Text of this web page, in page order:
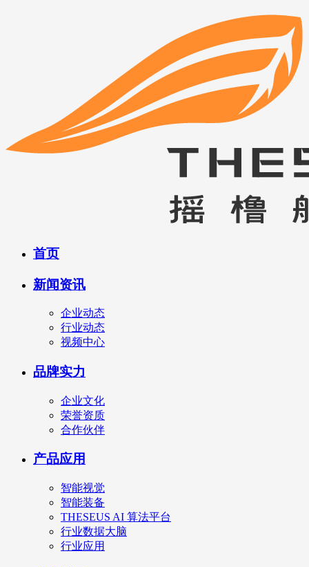
首页
新闻资讯
企业动态
行业动态
视频中心
品牌实力
企业文化
荣誉资质
合作伙伴
产品应用
智能视觉
智能装备
THESEUS AI 算法平台
行业数据大脑
行业应用